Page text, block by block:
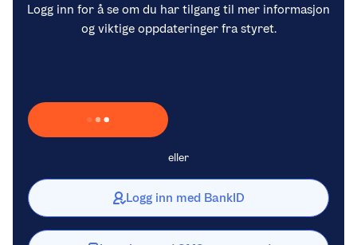
Logg inn for å se om du har tilgang til mer informasjon
og viktige oppdateringer fra styret.
Laster inn Vipps …
eller
Logg inn med BankID